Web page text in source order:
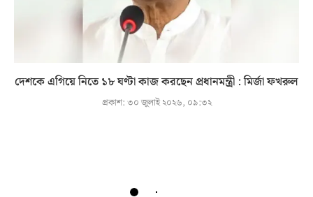
দেশকে এগিয়ে নিতে ১৮ ঘণ্টা কাজ করছেন প্রধানমন্ত্রী : মির্জা ফখরুল
প্রকাশ:৩০ জুলাই ২০২৬, ০৯:৩২